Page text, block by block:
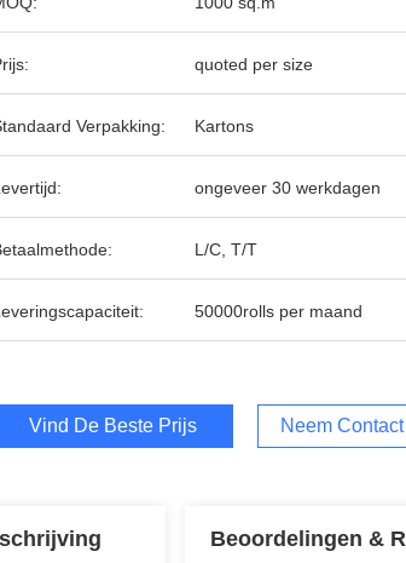
quoted per size
Verpakking: Kartons
ongeveer 30 werkdagen
L/C, T/T
50000rolls per maand
Vind De Beste Prijs Neem Contact
Beoordelingen &